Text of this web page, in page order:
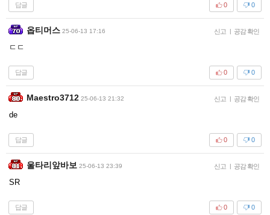
답글 0
0
옵티머스 25-06-13 17:16 신고 | 공감 확인
ㄷㄷ
답글 0
0
Maestro3712 25-06-13 21:32 신고 | 공감 확인
de
답글 0
0
울타리앞바보 25-06-13 23:39 신고 | 공감 확인
SR
답글 0
0